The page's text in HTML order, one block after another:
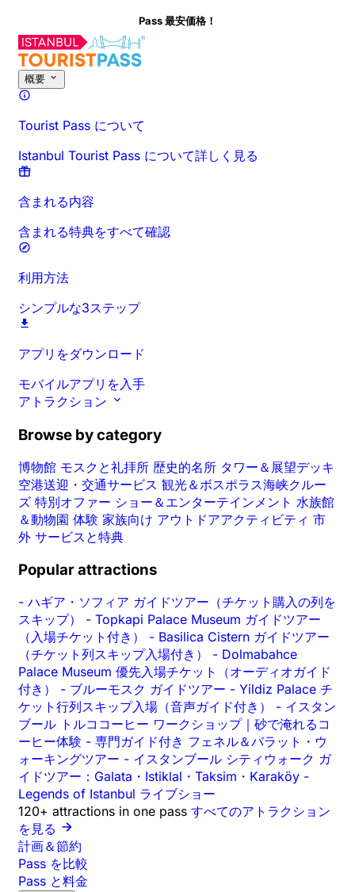
Pass 最安価格！
概要
Tourist Pass について
Istanbul Tourist Pass について詳しく見る
含まれる内容
含まれる特典をすべて確認
利用方法
シンプルな3ステップ
アプリをダウンロード
モバイルアプリを入手
アトラクション
Browse by category
博物館 モスクと礼拝所 歴史的名所 タワー＆展望デッキ
空港送迎・交通サービス 観光＆ボスポラス海峡クルー
ズ 特別オファー ショー＆エンターテインメント 水族館
＆動物園 体験 家族向け アウトドアアクティビティ 市
外 サービスと特典
Popular attractions
- ハギア・ソフィア ガイドツアー（チケット購入の列を
スキップ） - Topkapi Palace Museum ガイドツアー
（入場チケット付き） - Basilica Cistern ガイドツアー
（チケット列スキップ入場付き） - Dolmabahce
Palace Museum 優先入場チケット（オーディオガイド
付き） - ブルーモスク ガイドツアー - Yildiz Palace チ
ケット行列スキップ入場（音声ガイド付き） - イスタン
ブール トルココーヒー ワークショップ｜砂で淹れるコ
ーヒー体験 - 専門ガイド付き フェネル＆バラット・ウ
ォーキングツアー - イスタンブール シティウォーク ガ
イドツアー：Galata・Istiklal・Taksim・Karaköy -
Legends of Istanbul ライブショー
120+ attractions in one pass すべてのアトラクション
を見る
計画＆節約
Pass を比較
Pass と料金
このアクティビティについて 概要 時間と所要時間